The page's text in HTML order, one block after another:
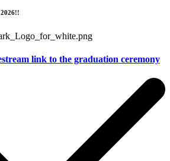
link to the graduation ceremony